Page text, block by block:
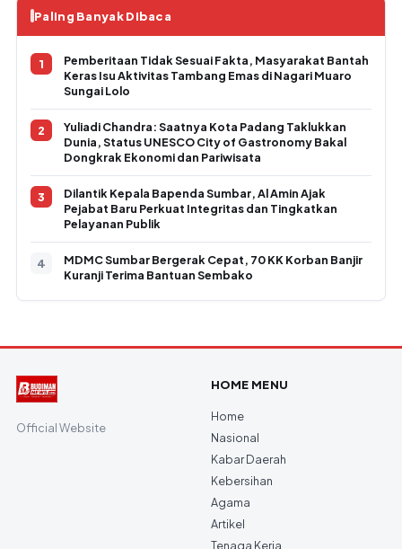
Paling Banyak Dibaca
Pemberitaan Tidak Sesuai Fakta, Masyarakat Bantah
Keras Isu Aktivitas Tambang Emas di Nagari Muaro
Sungai Lolo
Yuliadi Chandra: Saatnya Kota Padang Taklukkan
Dunia, Status UNESCO City of Gastronomy Bakal
Dongkrak Ekonomi dan Pariwisata
Dilantik Kepala Bapenda Sumbar, Al Amin Ajak
Pejabat Baru Perkuat Integritas dan Tingkatkan
Pelayanan Publik
MDMC Sumbar Bergerak Cepat, 70 KK Korban Banjir
Kuranji Terima Bantuan Sembako
Official Website
HOME MENU
Home
Nasional
Kabar Daerah
Kebersihan
Agama
Artikel
Tenaga Kerja